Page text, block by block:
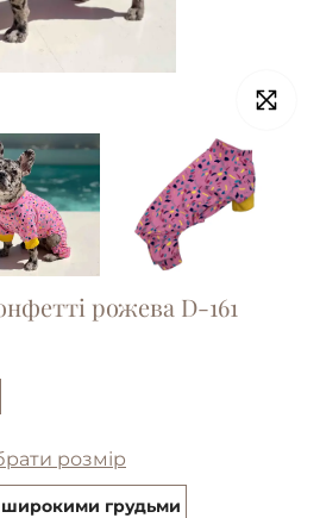
рожева D-161
розмір
широкими грудьми